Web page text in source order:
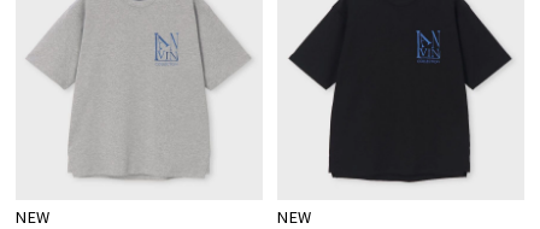
NEW
NEW